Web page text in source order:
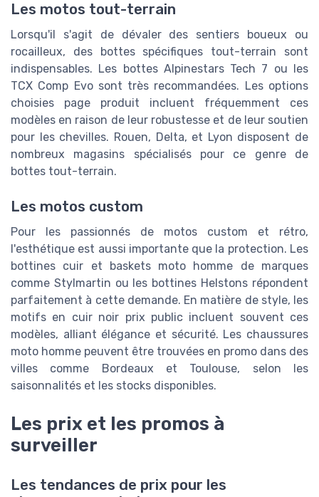
Les motos tout-terrain
Lorsqu'il s'agit de dévaler des sentiers boueux ou
rocailleux, des bottes spécifiques tout-terrain sont
indispensables. Les bottes Alpinestars Tech 7 ou les
TCX Comp Evo sont très recommandées. Les options
choisies page produit incluent fréquemment ces
modèles en raison de leur robustesse et de leur soutien
pour les chevilles. Rouen, Delta, et Lyon disposent de
nombreux magasins spécialisés pour ce genre de
bottes tout-terrain.
Les motos custom
Pour les passionnés de motos custom et rétro,
l'esthétique est aussi importante que la protection. Les
bottines cuir et baskets moto homme de marques
comme Stylmartin ou les bottines Helstons répondent
parfaitement à cette demande. En matière de style, les
motifs en cuir noir prix public incluent souvent ces
modèles, alliant élégance et sécurité. Les chaussures
moto homme peuvent être trouvées en promo dans des
villes comme Bordeaux et Toulouse, selon les
saisonnalités et les stocks disponibles.
Les prix et les promos à
surveiller
Les tendances de prix pour les